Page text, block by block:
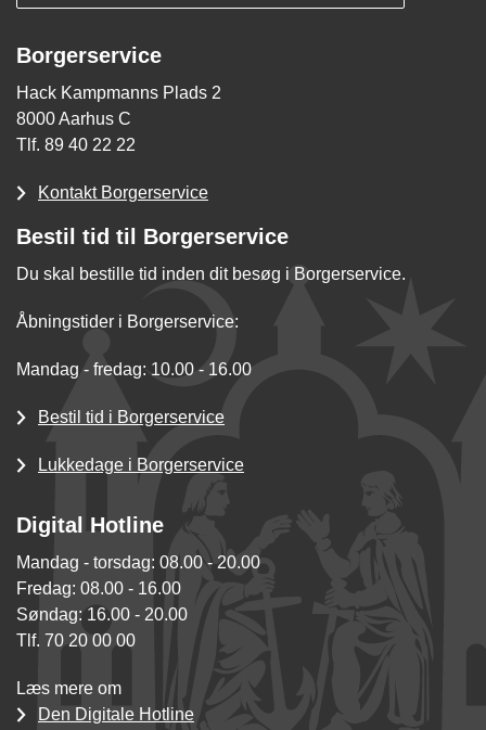
Borgerservice
Hack Kampmanns Plads 2
8000 Aarhus C
Tlf. 89 40 22 22
Kontakt Borgerservice
Bestil tid til Borgerservice
Du skal bestille tid inden dit besøg i Borgerservice.
Åbningstider i Borgerservice:
Mandag - fredag: 10.00 - 16.00
Bestil tid i Borgerservice
Lukkedage i Borgerservice
Digital Hotline
Mandag - torsdag: 08.00 - 20.00
Fredag: 08.00 - 16.00
Søndag: 16.00 - 20.00
Tlf. 70 20 00 00
Læs mere om
Den Digitale Hotline